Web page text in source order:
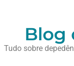
Blog
Tudo sobre